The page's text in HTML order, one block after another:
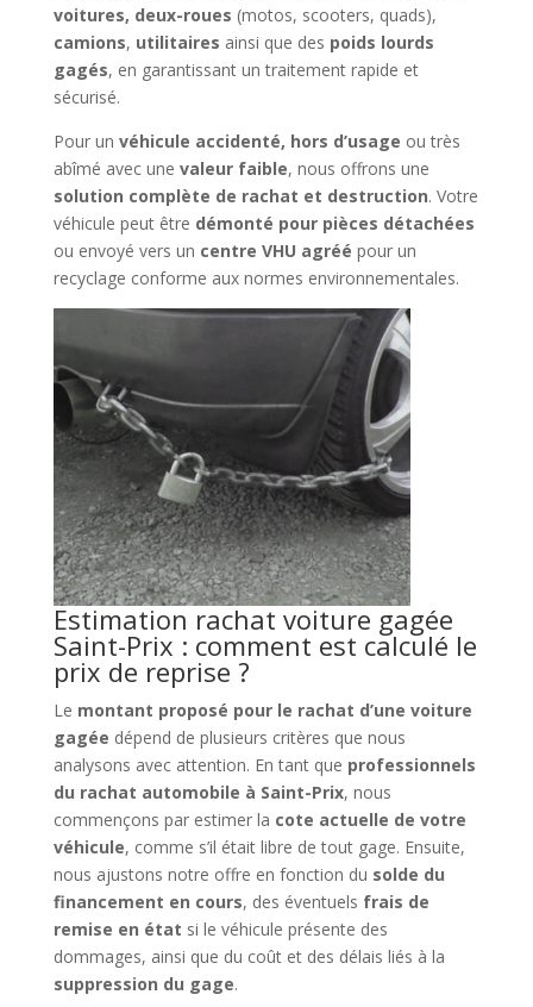
voitures, deux-roues (motos, scooters, quads),
camions, utilitaires ainsi que des poids lourds
gagés, en garantissant un traitement rapide et
sécurisé.
Pour un véhicule accidenté, hors d’usage ou très
abîmé avec une valeur faible, nous offrons une
solution complète de rachat et destruction. Votre
véhicule peut être démonté pour pièces détachées
ou envoyé vers un centre VHU agréé pour un
recyclage conforme aux normes environnementales.
Estimation rachat voiture gagée
Saint-Prix : comment est calculé le
prix de reprise ?
Le montant proposé pour le rachat d’une voiture
gagée dépend de plusieurs critères que nous
analysons avec attention. En tant que professionnels
du rachat automobile à Saint-Prix, nous
commençons par estimer la cote actuelle de votre
véhicule, comme s’il était libre de tout gage. Ensuite,
nous ajustons notre offre en fonction du solde du
financement en cours, des éventuels frais de
remise en état si le véhicule présente des
dommages, ainsi que du coût et des délais liés à la
suppression du gage.